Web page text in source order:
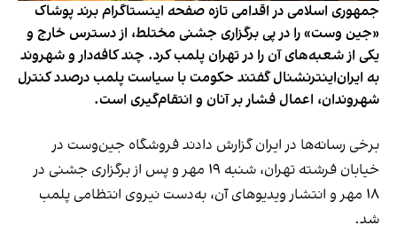
جمهوری اسلامی در اقدامی تازه صفحه اینستاگرام برند پوشاک
«جین وست» را در پی برگزاری جشنی مختلط، از دسترس خارج و
یکی از شعبه‌های آن را در تهران پلمب کرد. چند کافه‌‌دار و شهروند
به ایران‌اینترنشنال گفتند حکومت با سیاست پلمب درصدد کنترل
شهروندان، اعمال فشار بر آنان و انتقام‌گیری است.
برخی رسانه‌ها در ایران گزارش دادند فروشگاه جین‌وست در
خیابان فرشته تهران، شنبه ۱۹ مهر و پس از برگزاری جشنی در
۱۸ مهر و انتشار ویدیوهای آن، به‌دست نیروی انتظامی پلمب
شد.